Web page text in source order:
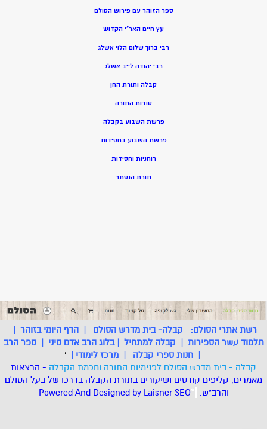
ספר הזוהר עם פירוש הסולם
עץ חיים האר”י הקדוש
רבי ברוך שלום הלוי אשלג
רבי יהודה לייב אשלג
קבלה ותורת החן
סודות התורה
פרשת השבוע בקבלה
פרשת השבוע בחסידות
רוחניות וחסידות
תורת הנסתר
רשת אתרי הסולם: קבלה- בית מדרש הסולם |הדף היומי בזוהר |
תלמוד עשר הספירות | קבלה למתחיל |בלוג הרב אדם סיני |ספר הרב
| חנות ספרי קבלה | מרכז לימודי |
'
קבלה - בית מדרש הסולם לפנימיות התורה וחכמת הקבלה - הרצאות
מאמרים, קליפים קורסים ושיעורים בתורת הקבלה בדרכו של בעל הסולם
והרב"ש. *
Powered And Designed by LaisnerSEO